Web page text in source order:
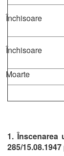
Închisoare
Închisoare
Moarte
1. Înscenarea
285/